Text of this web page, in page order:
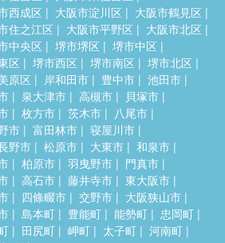
西成区
大阪市淀川区
大阪市鶴見区
住之江区
大阪市平野区
大阪市北区
中央区
堺市堺区
堺市中区
区
堺市西区 堺市南区
堺市北区
原区
岸和田市 豊中市
池田市
泉大津市 高槻市
貝塚市
枚方市 茨木市
八尾市
市
富田林市
寝屋川市
野市
松原市 大東市
和泉市
柏原市 羽曳野市
門真市
高石市 藤井寺市
東大阪市
四條畷市 交野市
大阪狭山市
島本町 豊能町 能勢町
忠岡町
田尻町 岬町 太子町
河南町